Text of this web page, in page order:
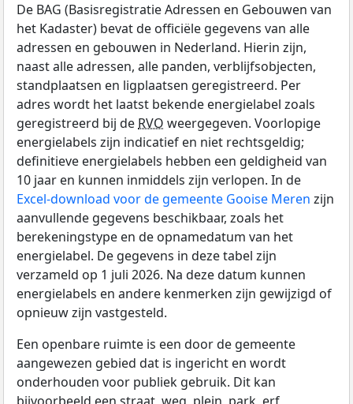
De BAG (Basisregistratie Adressen en Gebouwen van
het Kadaster) bevat de officiële gegevens van alle
adressen en gebouwen in Nederland. Hierin zijn,
naast alle adressen, alle panden, verblijfsobjecten,
standplaatsen en ligplaatsen geregistreerd. Per
adres wordt het laatst bekende energielabel zoals
geregistreerd bij de RVO weergegeven. Voorlopige
energielabels zijn indicatief en niet rechtsgeldig;
definitieve energielabels hebben een geldigheid van
10 jaar en kunnen inmiddels zijn verlopen. In de
Excel-download voor de gemeente Gooise Meren zijn
aanvullende gegevens beschikbaar, zoals het
berekeningstype en de opnamedatum van het
energielabel. De gegevens in deze tabel zijn
verzameld op 1 juli 2026. Na deze datum kunnen
energielabels en andere kenmerken zijn gewijzigd of
opnieuw zijn vastgesteld.
Een openbare ruimte is een door de gemeente
aangewezen gebied dat is ingericht en wordt
onderhouden voor publiek gebruik. Dit kan